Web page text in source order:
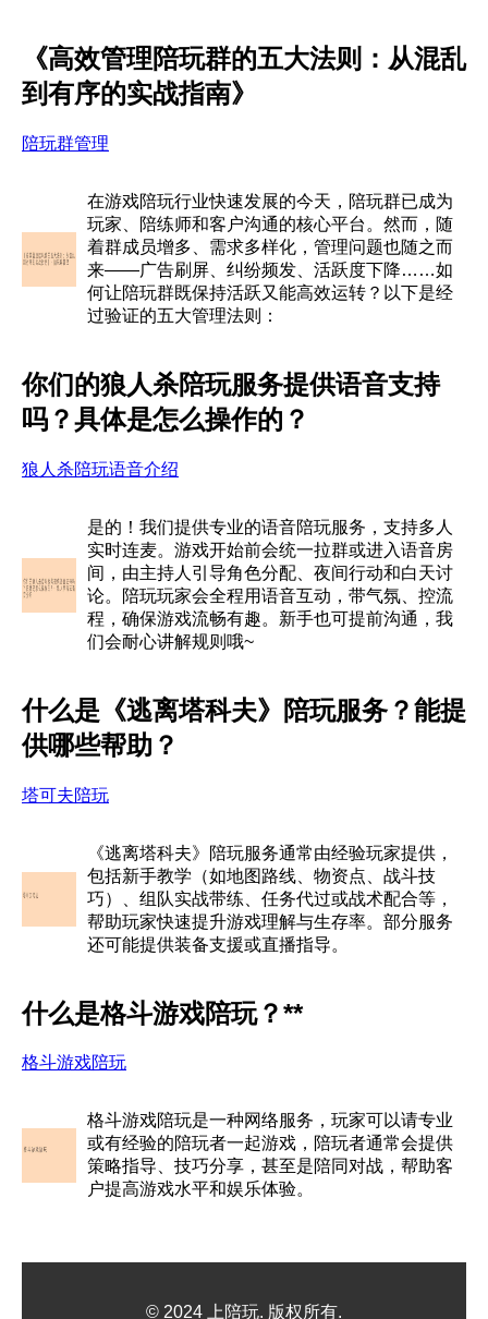
《高效管理陪玩群的五大法则：从混乱
到有序的实战指南》
陪玩群管理
在游戏陪玩行业快速发展的今天，陪玩群已成为
玩家、陪练师和客户沟通的核心平台。然而，随
着群成员增多、需求多样化，管理问题也随之而
来——广告刷屏、纠纷频发、活跃度下降……如
何让陪玩群既保持活跃又能高效运转？以下是经
过验证的五大管理法则：
你们的狼人杀陪玩服务提供语音支持
吗？具体是怎么操作的？
狼人杀陪玩语音介绍
是的！我们提供专业的语音陪玩服务，支持多人
实时连麦。游戏开始前会统一拉群或进入语音房
间，由主持人引导角色分配、夜间行动和白天讨
论。陪玩玩家会全程用语音互动，带气氛、控流
程，确保游戏流畅有趣。新手也可提前沟通，我
们会耐心讲解规则哦~
什么是《逃离塔科夫》陪玩服务？能提
供哪些帮助？
塔可夫陪玩
《逃离塔科夫》陪玩服务通常由经验玩家提供，
包括新手教学（如地图路线、物资点、战斗技
巧）、组队实战带练、任务代过或战术配合等，
帮助玩家快速提升游戏理解与生存率。部分服务
还可能提供装备支援或直播指导。
什么是格斗游戏陪玩？**
格斗游戏陪玩
格斗游戏陪玩是一种网络服务，玩家可以请专业
或有经验的陪玩者一起游戏，陪玩者通常会提供
策略指导、技巧分享，甚至是陪同对战，帮助客
户提高游戏水平和娱乐体验。
© 2024 上陪玩. 版权所有.